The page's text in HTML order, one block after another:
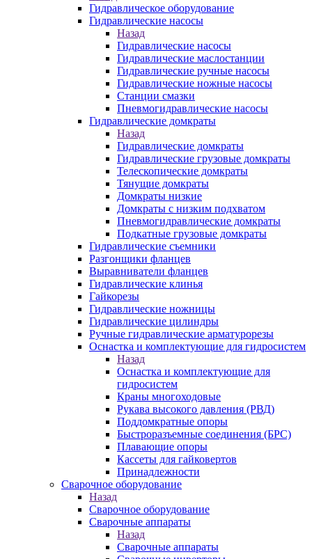
Гидравлическое оборудование
Гидравлические насосы
Назад
Гидравлические насосы
Гидравлические маслостанции
Гидравлические ручные насосы
Гидравлические ножные насосы
Станции смазки
Пневмогидравлические насосы
Гидравлические домкраты
Назад
Гидравлические домкраты
Гидравлические грузовые домкраты
Телескопические домкраты
Тянущие домкраты
Домкраты низкие
Домкраты с низким подхватом
Пневмогидравлические домкраты
Подкатные грузовые домкраты
Гидравлические съемники
Разгонщики фланцев
Выравниватели фланцев
Гидравлические клинья
Гайкорезы
Гидравлические ножницы
Гидравлические цилиндры
Ручные гидравлические арматурорезы
Оснастка и комплектующие для гидросистем
Назад
Оснастка и комплектующие для
гидросистем
Краны многоходовые
Рукава высокого давления (РВД)
Поддомкратные опоры
Быстроразъемные соединения (БРС)
Плавающие опоры
Кассеты для гайковертов
Принадлежности
Сварочное оборудование
Назад
Сварочное оборудование
Сварочные аппараты
Назад
Сварочные аппараты